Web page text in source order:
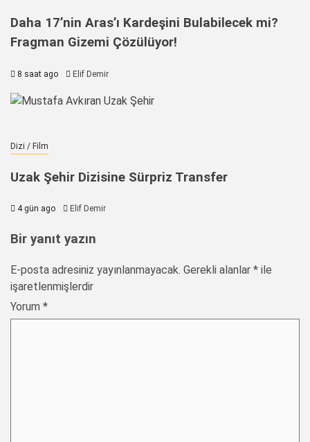
Daha 17’nin Aras’ı Kardeşini Bulabilecek mi?
Fragman Gizemi Çözülüyor!
8 saat ago Elif Demir
Dizi / Film
Uzak Şehir Dizisine Sürpriz Transfer
4 gün ago Elif Demir
Bir yanıt yazın
E-posta adresiniz yayınlanmayacak. Gerekli alanlar * ile
işaretlenmişlerdir
Yorum *